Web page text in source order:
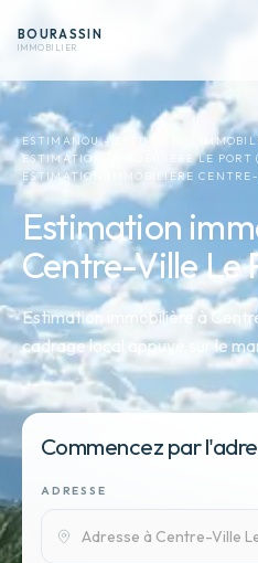
BOURASSIN
IMMOBILIER
ESTIMANOU - ESTIMATION
ESTIMATION IMMOBILIÈRE LE PORT
ESTIMATION IMMOBILIÈRE
Estimation
Centre-Ville Le
Estimation immobilière à
cadrage local appuyé sur le
Commencez par
ADRESSE